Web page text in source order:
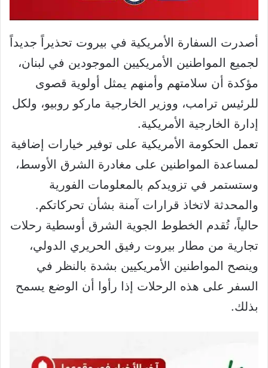
أصدرت السفارة الأمريكية في بيروت تحذيراً جديداً
لجميع المواطنين الأمريكيين الموجودين في لبنان،
مؤكدة أن سلامتهم وأمنهم يمثل أولوية قصوى
للرئيس ترامب، ووزير الخارجية ماركو روبيو، ولكل
إدارة الخارجية الأمريكية.
تعمل الحكومة الأمريكية على توفير خيارات إضافية
لمساعدة المواطنين على مغادرة الشرق الأوسط،
وستستمر في تزويدكم بالمعلومات الفورية
والمحدثة لاتخاذ قرارات آمنة بشأن تحركاتكم.
حالياً، تُقدم الخطوط الجوية الشرق أوسطية رحلات
تجارية من مطار بيروت رفيق الحريري الدولي،
وينصح المواطنين الأمريكيين بشدة بالنظر في
السفر على هذه الرحلات إذا رأوا أن الوضع يسمح
بذلك.